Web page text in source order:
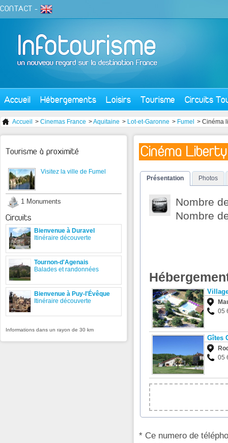
CONTACT -
Accueil Hébergements Loisirs Tourisme Circuits
Accueil > Cinemas France >Aquitaine > Lot-et-Garonne > Fumel > Cinéma
Cinéma
Présentation Photos
Nombre
Nombre
05
Gîtes
05
* Ce numero de
Tourisme à proximité
Visitez la ville de Fumel
1 Monuments
Circuits
Bienvenue à Duravel
Itinéraire découverte
Tournon-d'Agenais
Balades et randonnées
Bienvenue à Puy-l'Évêque
Itinéraire découverte
Informations dans un rayon de 30 km